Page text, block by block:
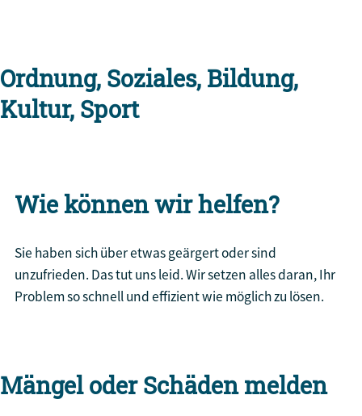
Ordnung, Soziales, Bildung,
Kultur, Sport
Wie können wir helfen?
Sie haben sich über etwas geärgert oder sind
unzufrieden. Das tut uns leid. Wir setzen alles daran, Ihr
Problem so schnell und effizient wie möglich zu lösen.
Mängel oder Schäden melden